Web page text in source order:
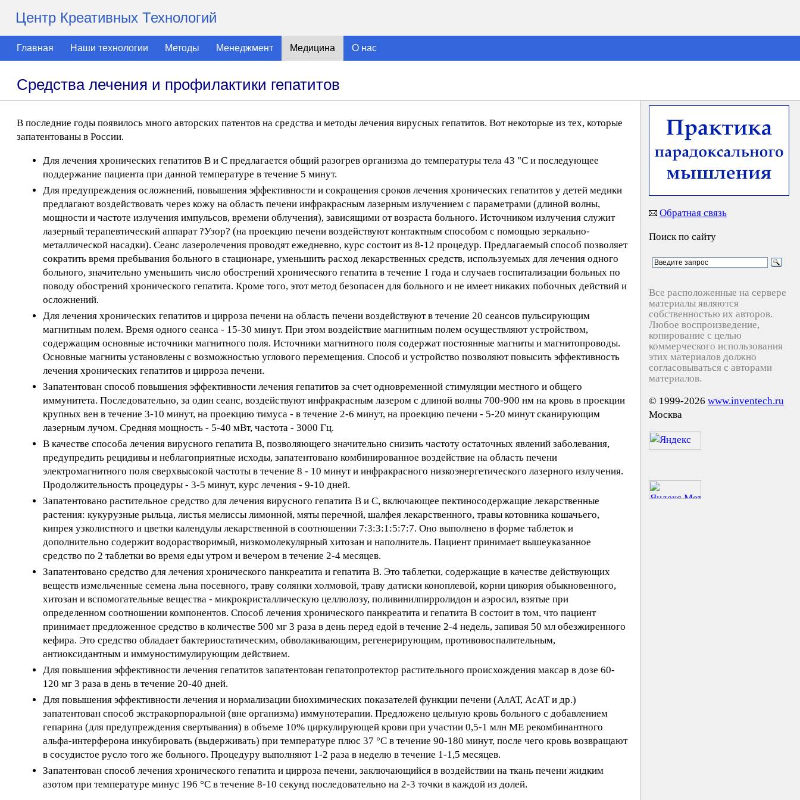
Центр Креативных Технологий
Главная Наши технологии Методы Менеджмент Медицина О нас
Средства лечения и профилактики гепатитов
В последние годы появилось много авторских патентов на средства и методы лечения вирусных гепатитов. Вот некоторые из тех, которые
запатентованы в России.
Для лечения хронических гепатитов В и С предлагается общий разогрев организма до температуры тела 43 "С и последующее
поддержание пациента при данной температуре в течение 5 минут.
Для предупреждения осложнений, повышения эффективности и сокращения сроков лечения хронических гепатитов у детей медики
предлагают воздействовать через кожу на область печени инфракрасным лазерным излучением с параметрами (длиной волны,
мощности и частоте излучения импульсов, времени облучения), зависящими от возраста больного. Источником излучения служит
лазерный терапевтический аппарат ?Узор? (на проекцию печени воздействуют контактным способом с помощью зеркально-
металлической насадки). Сеанс лазеролечения проводят ежедневно, курс состоит из 8-12 процедур. Предлагаемый способ позволяет
сократить время пребывания больного в стационаре, уменьшить расход лекарственных средств, используемых для лечения одного
больного, значительно уменьшить число обострений хронического гепатита в течение 1 года и случаев госпитализации больных по
поводу обострений хронического гепатита. Кроме того, этот метод безопасен для больного и не имеет никаких побочных действий и
осложнений.
Для лечения хронических гепатитов и цирроза печени на область печени воздействуют в течение 20 сеансов пульсирующим
магнитным полем. Время одного сеанса - 15-30 минут. При этом воздействие магнитным полем осуществляют устройством,
содержащим основные источники магнитного поля. Источники магнитного поля содержат постоянные магниты и магнитопроводы.
Основные магниты установлены с возможностью углового перемещения. Способ и устройство позволяют повысить эффективность
лечения хронических гепатитов и цирроза печени.
Запатентован способ повышения эффективности лечения гепатитов за счет одновременной стимуляции местного и общего
иммунитета. Последовательно, за один сеанс, воздействуют инфракрасным лазером с длиной волны 700-900 нм на кровь в проекции
крупных вен в течение 3-10 минут, на проекцию тимуса - в течение 2-6 минут, на проекцию печени - 5-20 минут сканирующим
лазерным лучом. Средняя мощность - 5-40 мВт, частота - 3000 Гц.
В качестве способа лечения вирусного гепатита В, позволяющего значительно снизить частоту остаточных явлений заболевания,
предупредить рецидивы и неблагоприятные исходы, запатентовано комбинированное воздействие на область печени
электромагнитного поля сверхвысокой частоты в течение 8 - 10 минут и инфракрасного низкоэнергетического лазерного излучения.
Продолжительность процедуры - 3-5 минут, курс лечения - 9-10 дней.
Запатентовано растительное средство для лечения вирусного гепатита В и С, включающее пектиносодержащие лекарственные
растения: кукурузные рыльца, листья мелиссы лимонной, мяты перечной, шалфея лекарственного, травы котовника кошачьего,
кипрея узколистного и цветки календулы лекарственной в соотношении 7:3:3:1:5:7:7. Оно выполнено в форме таблеток и
дополнительно содержит водорастворимый, низкомолекулярный хитозан и наполнитель. Пациент принимает вышеуказанное
средство по 2 таблетки во время еды утром и вечером в течение 2-4 месяцев.
Запатентовано средство для лечения хронического панкреатита и гепатита В. Это таблетки, содержащие в качестве действующих
веществ измельченные семена льна посевного, траву солянки холмовой, траву датиски коноплевой, корни цикория обыкновенного,
хитозан и вспомогательные вещества - микрокристаллическую целлюлозу, поливинилпирролидон и аэросил, взятые при
определенном соотношении компонентов. Способ лечения хронического панкреатита и гепатита В состоит в том, что пациент
принимает предложенное средство в количестве 500 мг 3 раза в день перед едой в течение 2-4 недель, запивая 50 мл обезжиренного
кефира. Это средство обладает бактериостатическим, обволакивающим, регенерирующим, противовоспалительным,
антиоксидантным и иммуностимулирующим действием.
Для повышения эффективности лечения гепатитов запатентован гепатопротектор растительного происхождения максар в дозе 60-
120 мг 3 раза в день в течение 20-40 дней.
Для повышения эффективности лечения и нормализации биохимических показателей функции печени (АлАТ, АсАТ и др.)
запатентован способ экстракорпоральной (вне организма) иммунотерапии. Предложено цельную кровь больного с добавлением
гепарина (для предупреждения свертывания) в объеме 10% циркулирующей крови при участии 0,5-1 млн ME рекомбинантного
альфа-интерферона инкубировать (выдерживать) при температуре плюс 37 °С в течение 90-180 минут, после чего кровь возвращают
в сосудистое русло того же больного. Процедуру выполняют 1-2 раза в неделю в течение 1-1,5 месяцев.
Запатентован способ лечения хронического гепатита и цирроза печени, заключающийся в воздействии на ткань печени жидким
азотом при температуре минус 196 °С в течение 8-10 секунд последовательно на 2-3 точки в каждой из долей.
Обратная связь
Поиск по сайту
Все расположенные на сервере
материалы являются
собственностью их авторов.
Любое воспроизведение,
копирование с целью
коммерческого использования
этих материалов должно
согласовываться с авторами
материалов.
© 1999-2026 www.inventech.ru
Москва